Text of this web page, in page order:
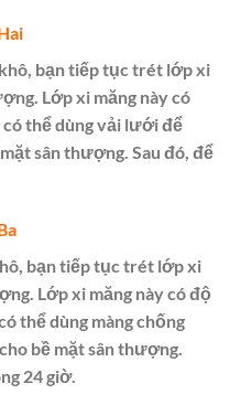
bạn tiếp tục trét lớp xi
Lớp xi măng này có
có thể dùng vải lưới để
sân thượng. Sau đó, để
bạn tiếp tục trét lớp xi
Lớp xi măng này có độ
thể dùng màng chống
bề mặt sân thượng.
24 giờ.